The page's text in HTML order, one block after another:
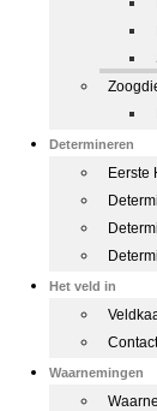
Determineren
Eerste
Het veld in
Waarnemingen